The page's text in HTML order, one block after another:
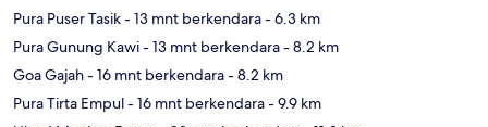
Pura Puser Tasik- 13 mnt berkendara- 6.3 km
Pura Gunung Kawi- 13 mnt berkendara- 8.2 km
Goa Gajah- 16 mnt berkendara- 8.2 km
Pura Tirta Empul- 16 mnt berkendara- 9.9 km